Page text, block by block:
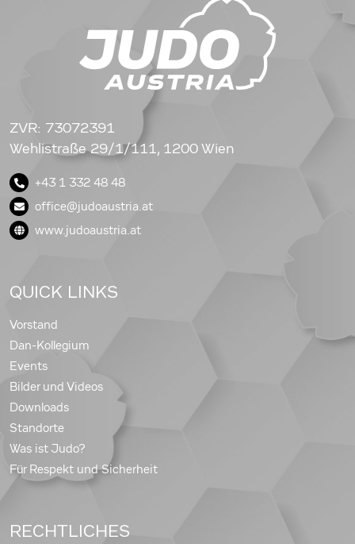
ZVR: 73072391
Wehlistraße 29/1/111, 1200 Wien
+43 1 332 48 48
office@judoaustria.at
www.judoaustria.at
QUICK LINKS
Vorstand
Dan-Kollegium
Events
Bilder und Videos
Downloads
Standorte
Was ist Judo?
Für Respekt und Sicherheit
RECHTLICHES